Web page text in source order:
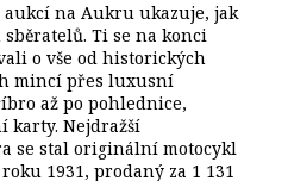
na Aukru ukazuje, jak
Ti se na konci
o vše od historických
mincí přes luxusní
až po pohlednice,
karty. Nejdražší
se stal originální motocykl
1931, prodaný za 1 131